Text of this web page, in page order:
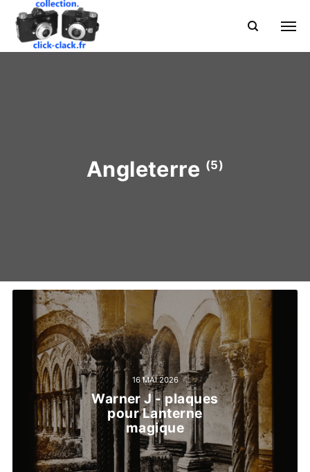
Angleterre (5)
16 MAI 2026
Warner J - plaques
pour Lanterne
magique